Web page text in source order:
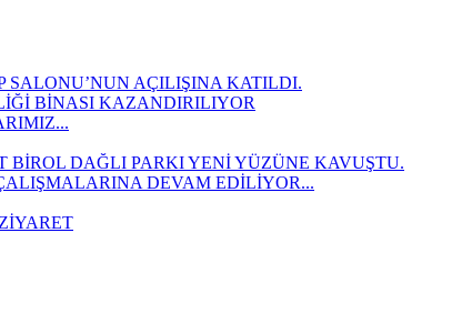
SALONU’NUN AÇILIŞINA KATILDI.
BİNASI KAZANDIRILIYOR
DAĞLI PARKI YENİ YÜZÜNE KAVUŞTU.
DEVAM EDİLİYOR...